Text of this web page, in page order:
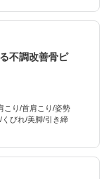
不調改善骨ピ
こり/首肩こり/姿勢
びれ/美脚/引き締